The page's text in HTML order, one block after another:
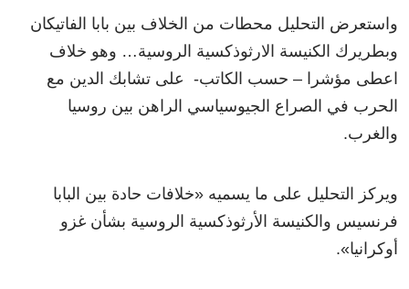
واستعرض التحليل محطات من الخلاف بين بابا الفاتيكان
وبطريرك الكنيسة الارثوذكسية الروسية… وهو خلاف
اعطى مؤشرا – حسب الكاتب- على تشابك الدين مع
الحرب في الصراع الجيوسياسي الراهن بين روسيا
والغرب.
ويركز التحليل على ما يسميه «خلافات حادة بين البابا
فرنسيس والكنيسة الأرثوذكسية الروسية بشأن غزو
أوكرانيا»
.